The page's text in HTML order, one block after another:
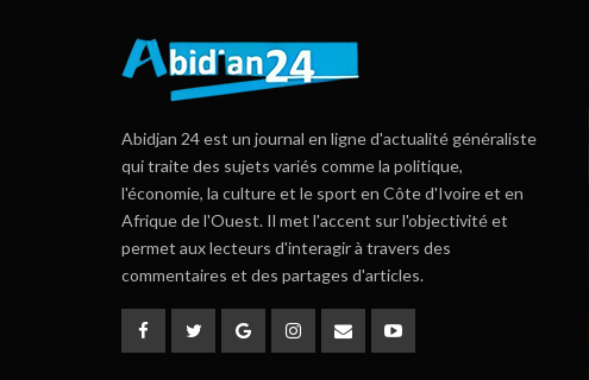
Abidjan 24 est un journal en ligne d'actualité généraliste
qui traite des sujets variés comme la politique,
l'économie, la culture et le sport en Côte d'Ivoire et en
Afrique de l'Ouest. Il met l'accent sur l'objectivité et
permet aux lecteurs d'interagir à travers des
commentaires et des partages d'articles.